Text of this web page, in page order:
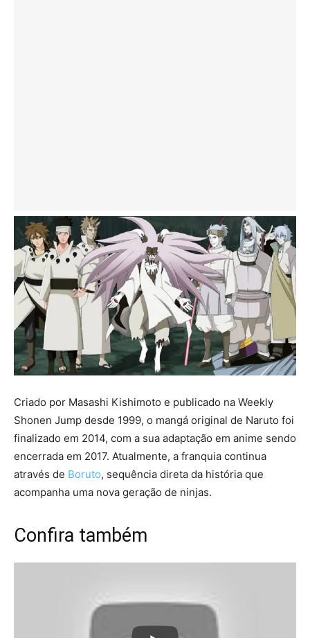
Criado por Masashi Kishimoto e publicado na Weekly
Shonen Jump desde 1999, o mangá original de Naruto foi
finalizado em 2014, com a sua adaptação em anime sendo
encerrada em 2017. Atualmente, a franquia continua
através de Boruto, sequência direta da história que
acompanha uma nova geração de ninjas.
Confira também